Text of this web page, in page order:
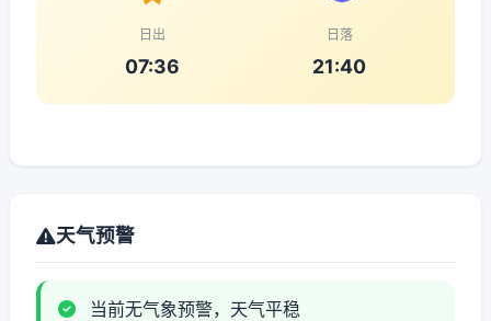
日出
07:36
日落
21:40
天气预警
当前无气象预警，天气平稳